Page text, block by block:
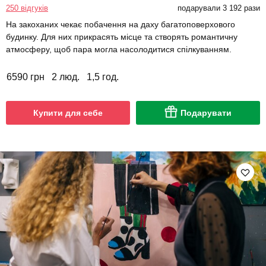
250 відгуків подарували 3 192 рази
На закоханих чекає побачення на даху багатоповерхового
будинку. Для них прикрасять місце та створять романтичну
атмосферу, щоб пара могла насолодитися спілкуванням.
6590 грн 2 люд. 1,5 год.
Купити для себе Подарувати